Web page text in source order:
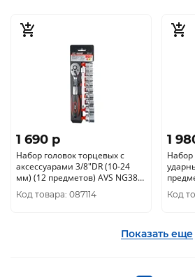
1 690 p
Набор головок торцевых с
аксессуарами 3/8"DR (10-24
мм) (12 предметов) AVS NG38-
12P
Код товара: 087114
1
Набор
Код
Показать еще